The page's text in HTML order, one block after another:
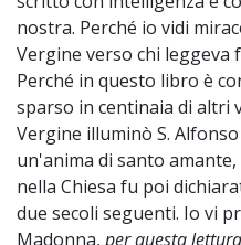
nostra. Perché io vidi
Vergine verso chi leggeva
Perché in questo libro è
sparso in centinaia di altri
Vergine illuminò S.
un'anima di santo
nella Chiesa fu poi
due secoli seguenti. Io vi
Madonna, per questa